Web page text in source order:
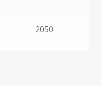
2050